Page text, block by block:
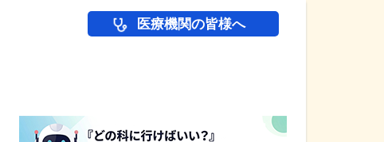
医療機関の皆様へ